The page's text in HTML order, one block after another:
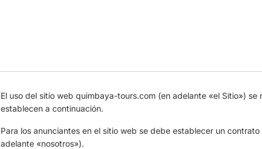
El uso del sitio web quimbaya-tours.com (en adelante «el Sitio»)
establecen a continuación.
Para los anunciantes en el sitio web se debe establecer un
adelante «nosotros»).